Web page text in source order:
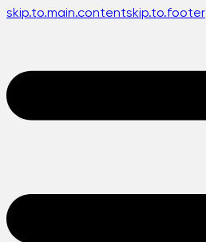
skip.to.main.contentskip.to.footer